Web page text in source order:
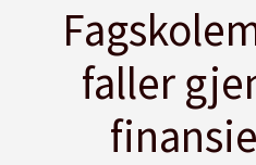
faller